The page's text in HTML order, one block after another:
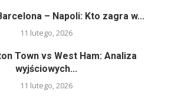
– Napoli: Kto zagra w...
11 lutego, 2026
Town vs West Ham: Analiza
wyjściowych...
11 lutego, 2026